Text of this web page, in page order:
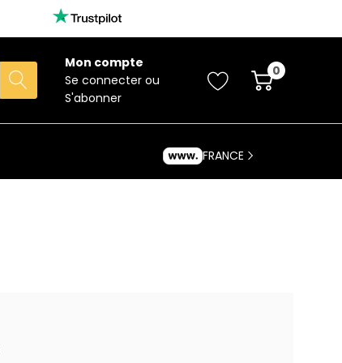
Mon compte
Se connecter ou
S'abonner
0
FRANCE